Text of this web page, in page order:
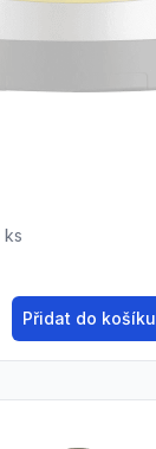
ks
Přidat do košíku